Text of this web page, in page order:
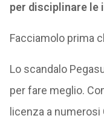
per disciplinare le
Facciamolo prima
Lo scandalo
per fare meglio.
licenza a